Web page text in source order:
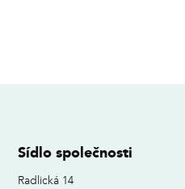
Sídlo společnosti
Radlická 14